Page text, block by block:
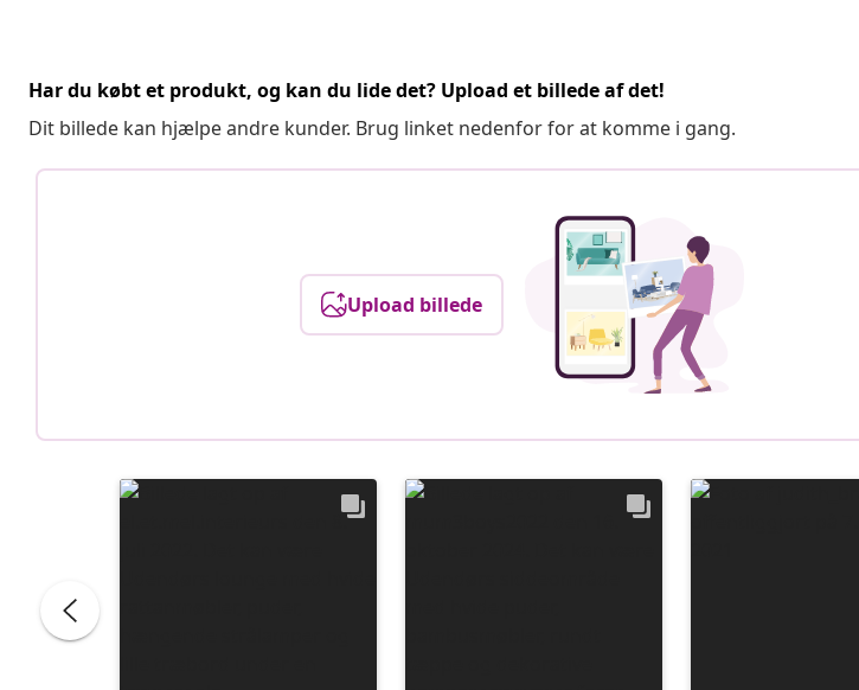
Har du købt et produkt, og kan du lide det? Upload et billede af det!
Dit billede kan hjælpe andre kunder. Brug linket nedenfor for at komme i gang.
Upload billede